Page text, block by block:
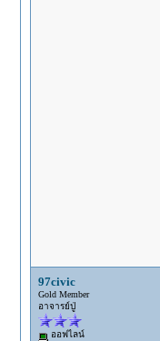
97civic
Gold Member
อาจารย์ปู่
ออฟไลน์